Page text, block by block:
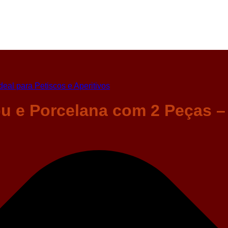
e Porcelana com 2 Peças